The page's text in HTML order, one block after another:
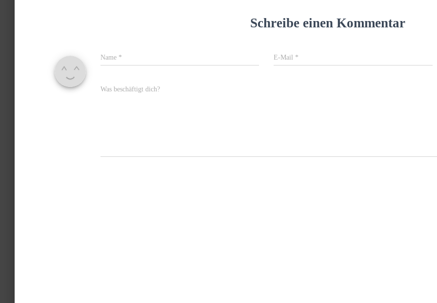
Schreibe einen Kommentar
Name * E-Mail *
Was beschäftigt dich?